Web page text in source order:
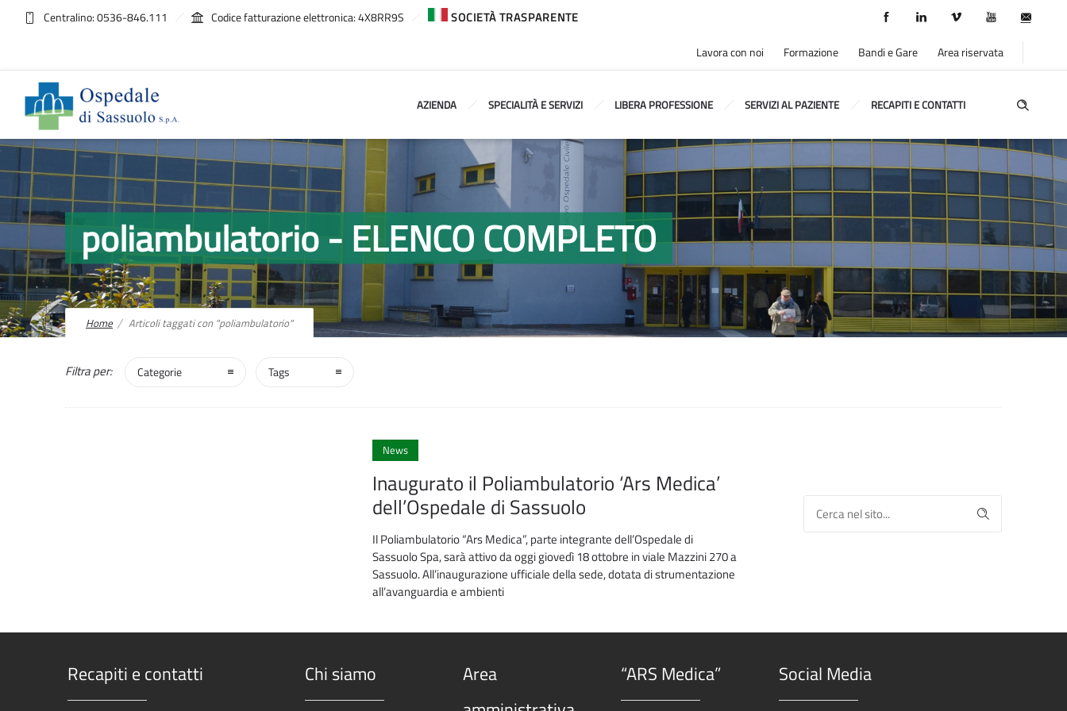
Centralino: 0536-846.111 Codice fatturazione elettronica: 4X8RR9S SOCIETÀ TRASPARENTE
Lavora con noi Formazione Bandi e Gare Area riservata
AZIENDA SPECIALITÀ E SERVIZI LIBERA PROFESSIONE SERVIZI AL PAZIENTE RECAPITI E CONTATTI
poliambulatorio - ELENCO COMPLETO
Home Articoli taggati con "poliambulatorio"
Filtra per: Categorie Tags
News
Inaugurato il Poliambulatorio ‘Ars Medica’
dell’Ospedale di Sassuolo
Il Poliambulatorio “Ars Medica”, parte integrante dell’Ospedale di
Sassuolo Spa, sarà attivo da oggi giovedì 18 ottobre in viale Mazzini 270 a
Sassuolo. All’inaugurazione ufficiale della sede, dotata di strumentazione
all’avanguardia e ambienti
Recapiti e contatti Chi siamo
Area
“ARS Medica” Social Media